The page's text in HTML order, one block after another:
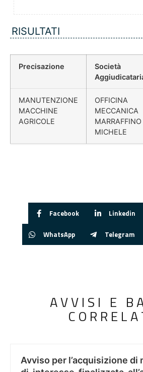
RISULTATI
Precisazione
Società
MANUTENZIONE
MACCHINE
AGRICOLE
OFFICINA
MECCANICA
MARRAFFINO
MICHELE
Facebook Linkedin
WhatsApp Telegram
AVVISI E
Avviso per l’acquisizione di